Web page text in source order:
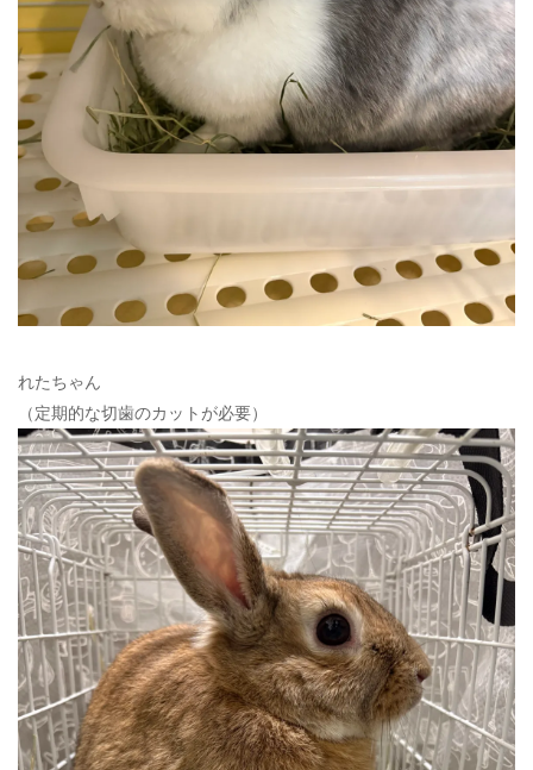
れたちゃん
（定期的な切歯のカットが必要）